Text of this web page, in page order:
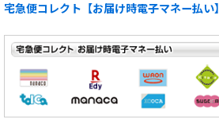
宅急便コレクト【お届け時電子マネー払い】